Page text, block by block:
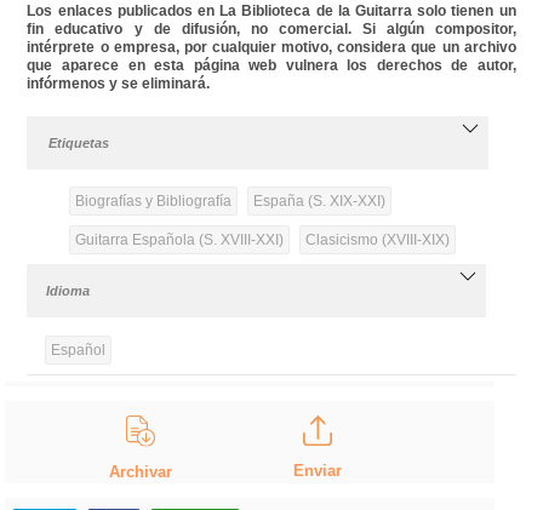
Los enlaces publicados en La Biblioteca de la Guitarra solo tienen un
fin educativo y de difusión, no comercial. Si algún compositor,
intérprete o empresa, por cualquier motivo, considera que un archivo
que aparece en esta página web vulnera los derechos de autor,
infórmenos y se eliminará.
Etiquetas
Biografías y Bibliografía España (S. XIX-XXI)
Guitarra Española (S. XVIII-XXI) Clasicismo (XVIII-XIX)
Idioma
Español
Archivar Enviar